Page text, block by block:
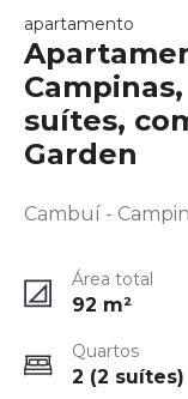
apartamento
suítes,
Garden
Cambuí -
Área total
92 m²
Quartos
2 (2 suítes)